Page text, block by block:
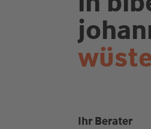
Ihr Berater